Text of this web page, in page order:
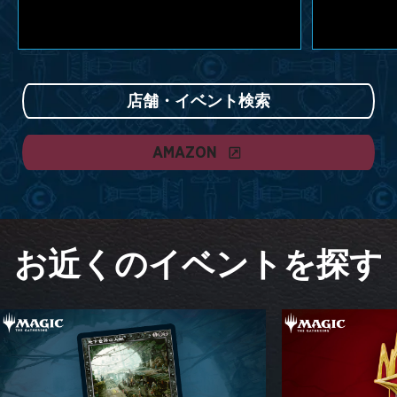
店舗・イベント検索
AMAZON
お近くのイベントを探す